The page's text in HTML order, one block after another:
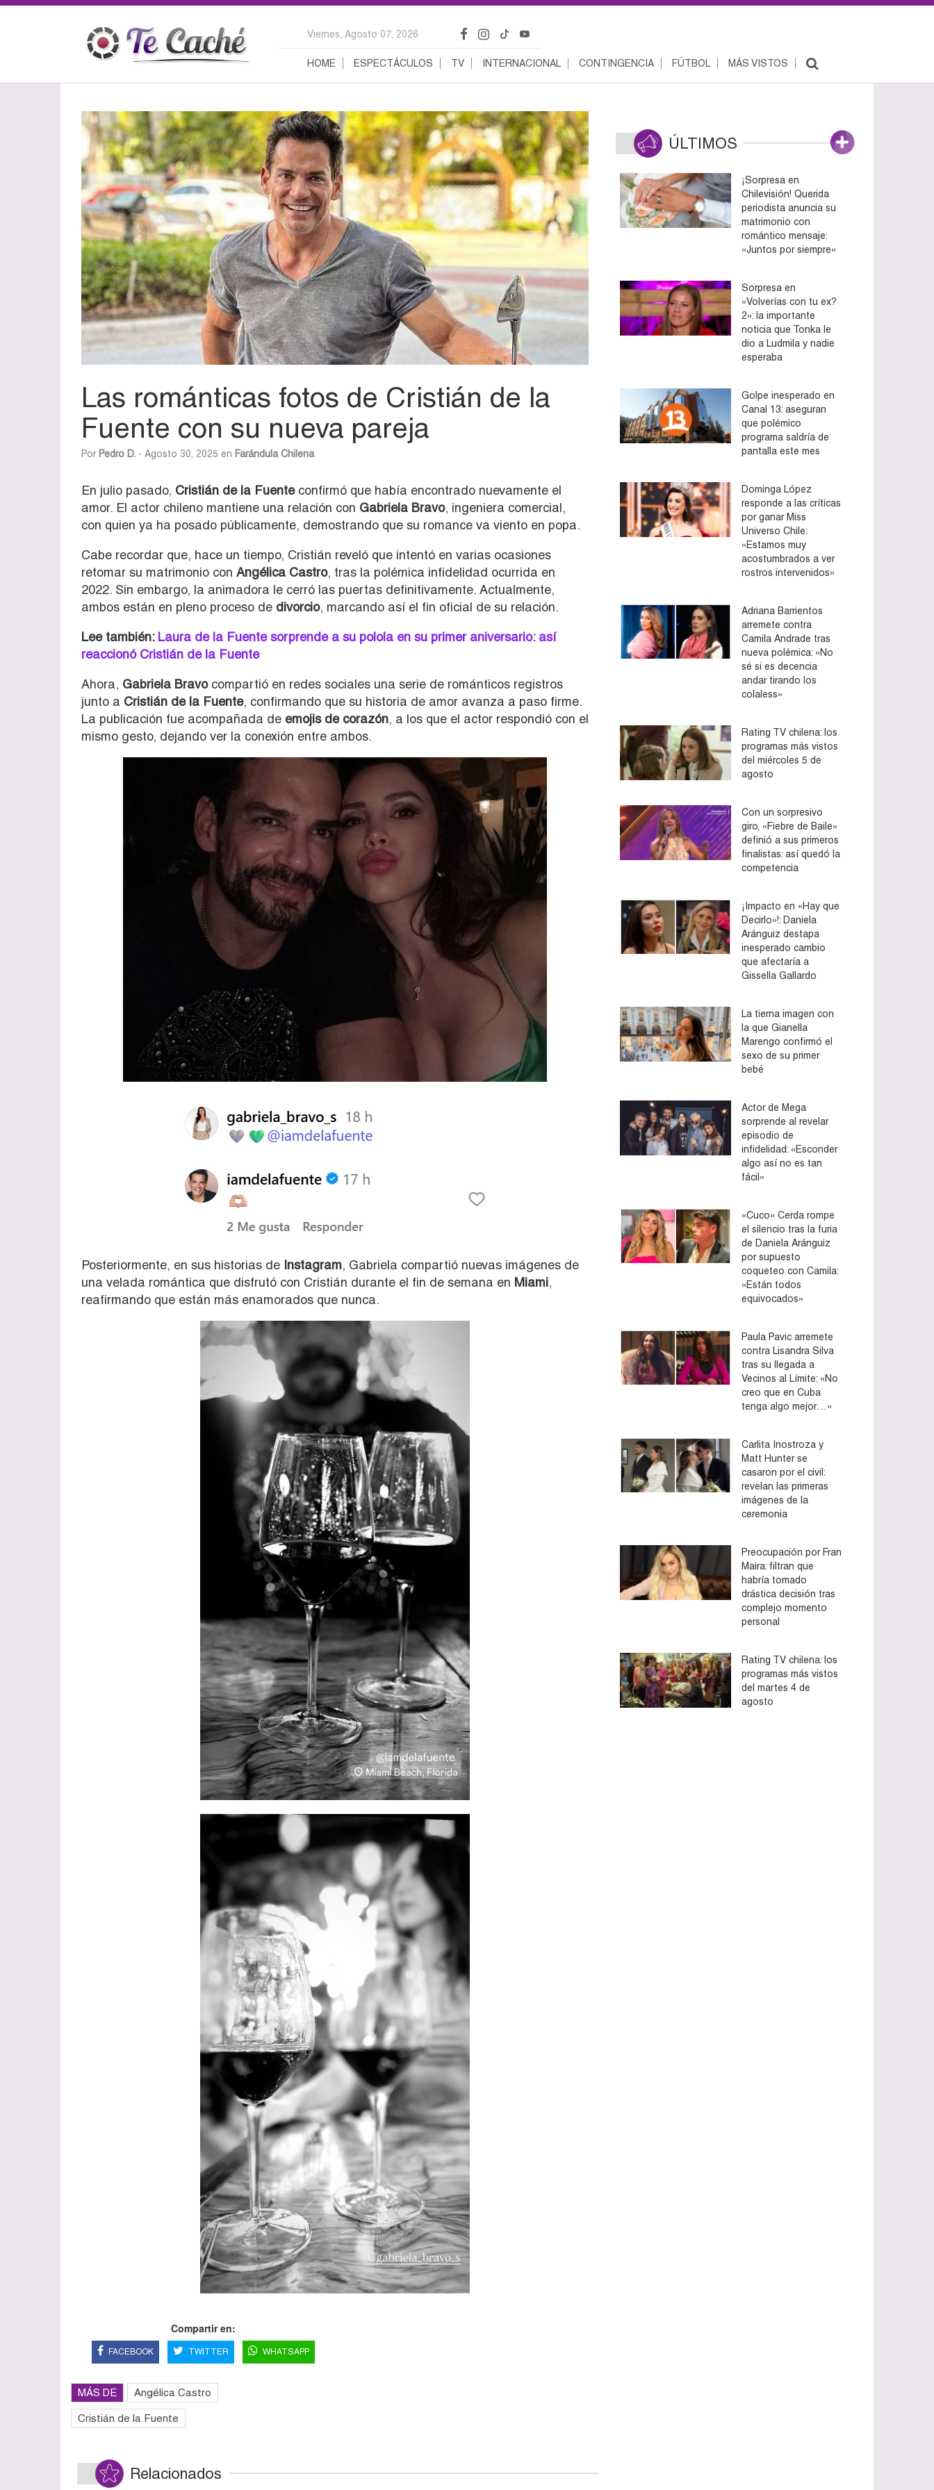
Viernes, Agosto 07, 2026
HOME ESPECTÁCULOS TV INTERNACIONAL CONTINGENCIA FÚTBOL MÁS VISTOS
Las románticas fotos de Cristián de la
Fuente con su nueva pareja
Por Pedro D. - Agosto 30, 2025 en Farándula Chilena
En julio pasado, Cristián de la Fuenteconfirmó que había encontrado nuevamente el
amor. El actor chileno mantiene una relación con Gabriela Bravo, ingeniera comercial,
con quien ya ha posado públicamente, demostrando que su romance va viento en popa.
Cabe recordar que, hace un tiempo, Cristián reveló que intentó en varias ocasiones
retomar su matrimonio con Angélica Castro, tras la polémica infidelidad ocurrida en
2022. Sin embargo, la animadora le cerró las puertas definitivamente. Actualmente,
ambos están en pleno proceso de divorcio, marcando así el fin oficial de su relación.
Lee también:Laura de la Fuente sorprende a su polola en su primer aniversario: así
reaccionó Cristián de la Fuente
Ahora, Gabriela Bravocompartió en redes sociales una serie de románticos registros
junto a Cristián de la Fuente, confirmando que su historia de amor avanza a paso firme.
La publicación fue acompañada de emojis de corazón, a los que el actor respondió con el
mismo gesto, dejando ver la conexión entre ambos.
Posteriormente, en sus historias de Instagram, Gabriela compartió nuevas imágenes de
una velada romántica que disfrutó con Cristián durante el fin de semana en Miami,
reafirmando que están más enamorados que nunca.
Compartir en:
FACEBOOK TWITTER WHATSAPP
MÁS DE Angélica Castro
Cristián de la Fuente
Relacionados
ÚLTIMOS
¡Sorpresa en
Chilevisión! Querida
periodista anuncia su
matrimonio con
romántico mensaje:
«Juntos por siempre»
Sorpresa en
«Volverías con tu ex?
2»: la importante
noticia que Tonka le
dio a Ludmila y nadie
esperaba
Golpe inesperado en
Canal 13: aseguran
que polémico
programa saldría de
pantalla este mes
Dominga López
responde a las críticas
por ganar Miss
Universo Chile:
«Estamos muy
acostumbrados a ver
rostros intervenidos»
Adriana Barrientos
arremete contra
Camila Andrade tras
nueva polémica: «No
sé si es decencia
andar tirando los
colaless»
Rating TV chilena: los
programas más vistos
del miércoles 5 de
agosto
Con un sorpresivo
giro, «Fiebre de Baile»
definió a sus primeros
finalistas: así quedó la
competencia
¡Impacto en «Hay que
Decirlo»!: Daniela
Aránguiz destapa
inesperado cambio
que afectaría a
Gissella Gallardo
La tierna imagen con
la que Gianella
Marengo confirmó el
sexo de su primer
bebé
Actor de Mega
sorprende al revelar
episodio de
infidelidad: «Esconder
algo así no es tan
fácil»
«Cuco» Cerda rompe
el silencio tras la furia
de Daniela Aránguiz
por supuesto
coqueteo con Camila:
«Están todos
equivocados»
Paula Pavic arremete
contra Lisandra Silva
tras su llegada a
Vecinos al Límite: «No
creo que en Cuba
tenga algo mejor…»
Carlita Inostroza y
Matt Hunter se
casaron por el civil:
revelan las primeras
imágenes de la
ceremonia
Preocupación por Fran
Maira: filtran que
habría tomado
drástica decisión tras
complejo momento
personal
Rating TV chilena: los
programas más vistos
del martes 4 de
agosto